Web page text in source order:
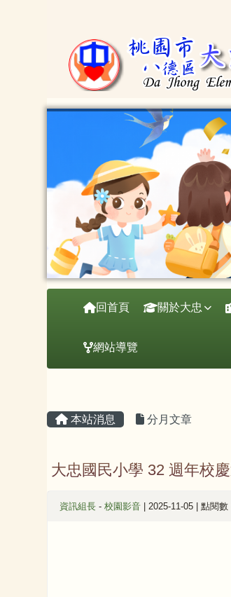
導覽列回首頁 關於大忠
網站導覽
本站消息 分月文章
大忠國民小學 32 週年校
資訊組長 -校園影音 | 2025-11-05 | 點閱數